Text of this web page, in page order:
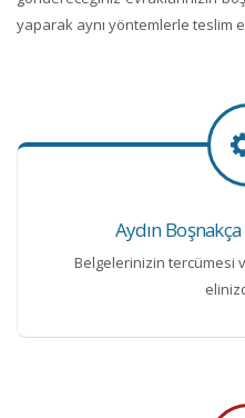
yaparak aynı yöntemlerle teslim
Aydın
Belgelerinizin tercümesi